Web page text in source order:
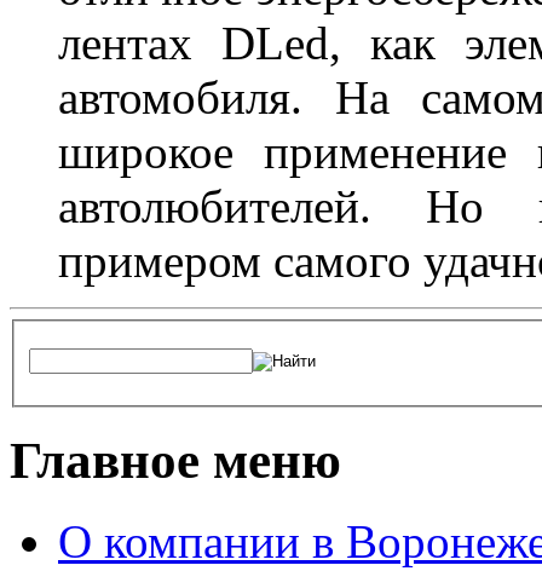
лентах DLed, как
автомобиля. На
широкое
автолюбителей. Но
примером самого
Главное меню
О компании в